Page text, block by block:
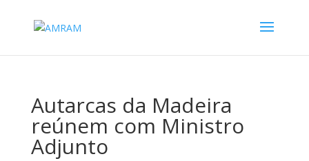
Autarcas da Madeira
reúnem com Ministro
Adjunto